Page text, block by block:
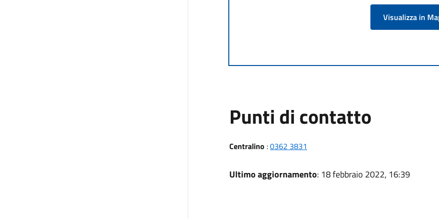
Visualizza in
Punti di contatto
Centralino :0362 3831
Ultimo aggiornamento: 18 febbraio 2022, 16:39